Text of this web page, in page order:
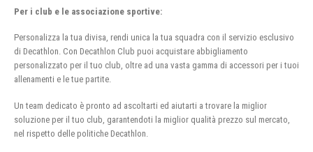
Per i club e le associazione sportive:
Personalizza la tua divisa, rendi unica la tua squadra con il servizio esclusivo
di Decathlon. Con Decathlon Club puoi acquistare abbigliamento
personalizzato per il tuo club, oltre ad una vasta gamma di accessori per i tuoi
allenamenti e le tue partite.
Un team dedicato è pronto ad ascoltarti ed aiutarti a trovare la miglior
soluzione per il tuo club, garantendoti la miglior qualità prezzo sul mercato,
nel rispetto delle politiche Decathlon.